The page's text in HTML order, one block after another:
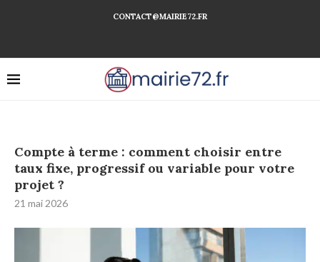
CONTACT@MAIRIE72.FR
Compte à terme : comment choisir entre
taux fixe, progressif ou variable pour votre
projet ?
21 mai 2026